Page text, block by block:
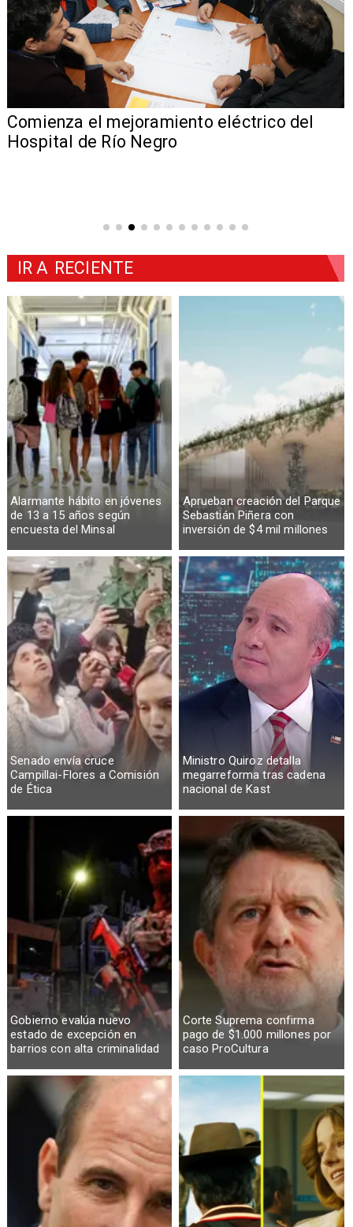
Comienza el mejoramiento eléctrico del
Hospital de Río Negro
Alarmante hábito en jóvenes
de 13 a 15 años según
encuesta del Minsal
Aprueban creación del Parque
Sebastián Piñera con
inversión de $4 mil millones
Senado envía cruce
Campillai-Flores a Comisión
de Ética
Ministro Quiroz detalla
megarreforma tras cadena
nacional de Kast
Gobierno evalúa nuevo
estado de excepción en
barrios con alta criminalidad
Corte Suprema confirma
pago de $1.000 millones por
caso ProCultura
IR A RECIENTE